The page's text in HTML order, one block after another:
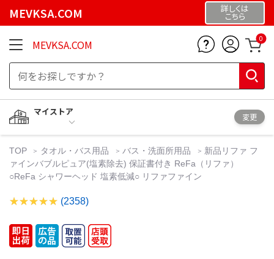
MEVKSA.COM 詳しくは
こちら
MEVKSA.COM 0
マイストア
変更
TOP タオル・バス用品 バス・洗面所用品
新品リファ フ
ァインバブルピュア(塩素除去) 保証書付き ReFa（リファ）
○ReFa シャワーヘッド 塩素低減○ リファファイン
(2358)